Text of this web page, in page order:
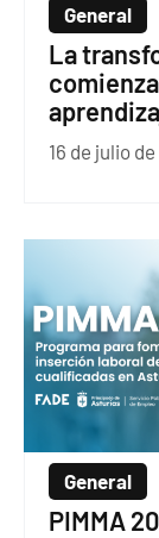
General
La
16 de julio
General
PIMMA